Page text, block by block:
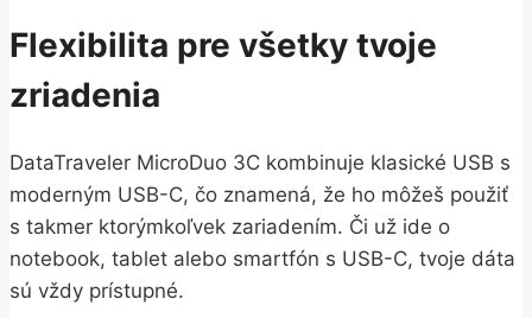
Flexibilita pre všetky tvoje
zriadenia
DataTraveler MicroDuo 3C kombinuje klasické USB s
moderným USB-C, čo znamená, že ho môžeš použiť
s takmer ktorýmkoľvek zariadením. Či už ide o
notebook, tablet alebo smartfón s USB-C, tvoje dáta
sú vždy prístupné.